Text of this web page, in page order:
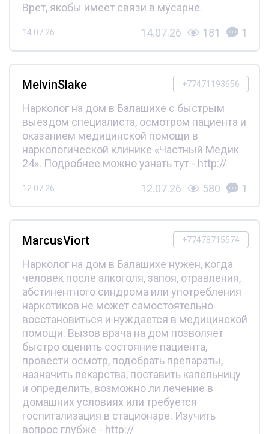
Врет, якобы имеет связи в мусарне.
14.07.26 14.07.26 181 1
+77471193656
MelvinSlake
Нарколог на дом в Балашихе с быстрым
выездом специалиста, осмотром пациента и
оказанием медицинской помощи в
наркологической клинике «Частный Медик
24». Подробнее можно узнать тут - http://
12.07.26 12.07.26 580 1
+77478715574
MarcusViort
Нарколог на дом в Балашихе нужен, когда
человек после алкоголя, запоя, отравления,
абстинентного синдрома или употребления
наркотиков не может самостоятельно
восстановиться и нуждается в медицинской
помощи. Вызов врача на дом позволяет
быстро оценить состояние пациента,
провести осмотр, подобрать препараты,
назначить лекарства, поставить капельницу
и определить, возможно ли лечение в
домашних условиях или требуется
госпитализация в стационаре. Изучить
вопрос глубже - http://